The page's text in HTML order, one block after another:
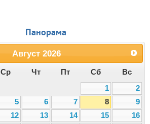
Панорама
Август 2026
Ср Чт Пт Сб
Вс
1
2
5 6 7 8
9
12 13 14 15
16